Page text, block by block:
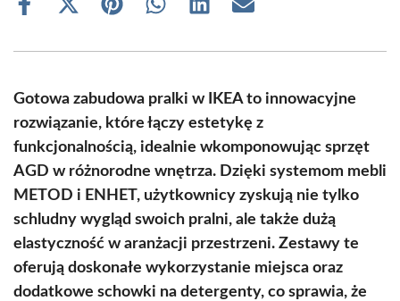
Share
Share
(Twitter)
Share Share Share Share
Gotowa zabudowa pralki w IKEA to innowacyjne
rozwiązanie, które łączy estetykę z
funkcjonalnością, idealnie wkomponowując sprzęt
AGD w różnorodne wnętrza. Dzięki systemom mebli
METOD i ENHET, użytkownicy zyskują nie tylko
schludny wygląd swoich pralni, ale także dużą
elastyczność w aranżacji przestrzeni. Zestawy te
oferują doskonałe wykorzystanie miejsca oraz
dodatkowe schowki na detergenty, co sprawia, że